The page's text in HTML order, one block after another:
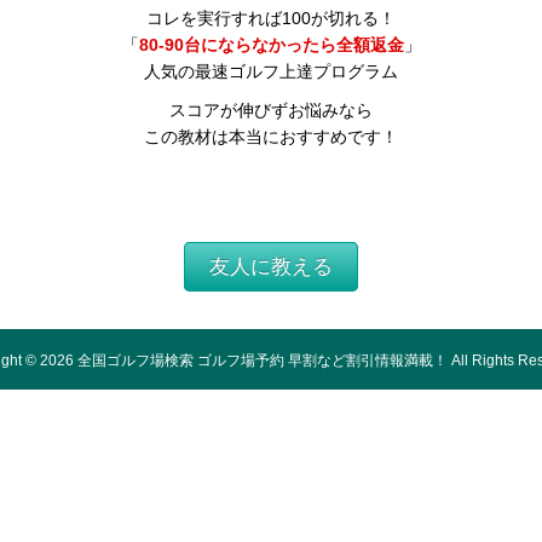
コレを実行すれば100が切れる！
「80-90台にならなかったら全額返金」
人気の最速ゴルフ上達プログラム
スコアが伸びずお悩みなら
この教材は本当におすすめです！
友人に教える
© 2026 全国ゴルフ場検索 ゴルフ場予約 早割など割引情報満載！ All Rights